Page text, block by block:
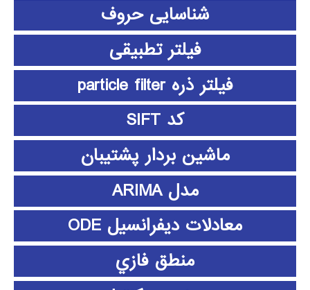
شناسایی حروف
فیلتر تطبیقی
فیلتر ذره particle filter
کد SIFT
ماشین بردار پشتیبان
مدل ARIMA
معادلات دیفرانسیل ODE
منطق فازي